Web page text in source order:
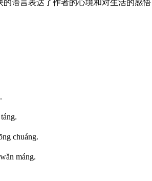
语言表达了作者的心境和对生活的感悟
chuáng.
máng.